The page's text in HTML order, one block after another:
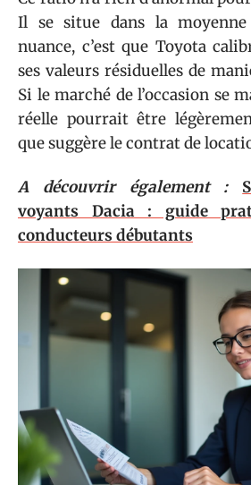
Il se situe dans la
nuance, c’est que Toyota
ses valeurs résiduelles de
Si le marché de l’occasion se
réelle pourrait être
que suggère le contrat de
A découvrir également :
voyants Dacia : guide
conducteurs débutants